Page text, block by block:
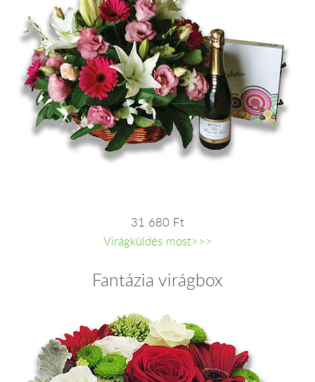
31 680 Ft
Virágküldés most>>>
Fantázia virágbox